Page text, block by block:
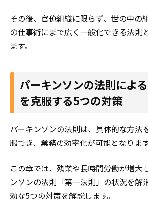
その後、官僚組織に限らず、世の中の
の仕事術にまで広く一般化できる法則
ます。
パーキンソンの法則によ
を克服する5つの対策
パーキンソンの法則は、具体的な方法
服でき、業務の効率化が可能となります
この章では、残業や長時間労働が増大
ンソンの法則「第一法則」の状況を解
効な5つの対策を解説します。